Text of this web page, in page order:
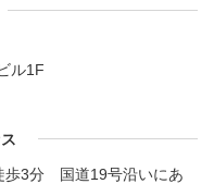
ル1F
歩3分 国道19号沿いにあ